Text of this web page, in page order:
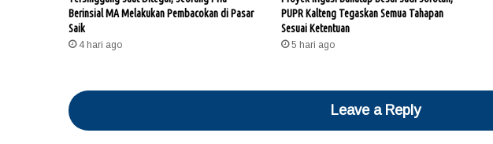
Berinsial MA Melakukan Pembacokan di Pasar
Saik
4 hari ago
PUPR Kalteng Tegaskan Semua Tahapan
Sesuai Ketentuan
5 hari ago
Leave a Reply